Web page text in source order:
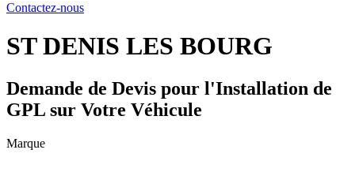
Contactez-nous
ST DENIS LES BOURG
Demande de Devis pour l'Installation de
GPL sur Votre Véhicule
Marque